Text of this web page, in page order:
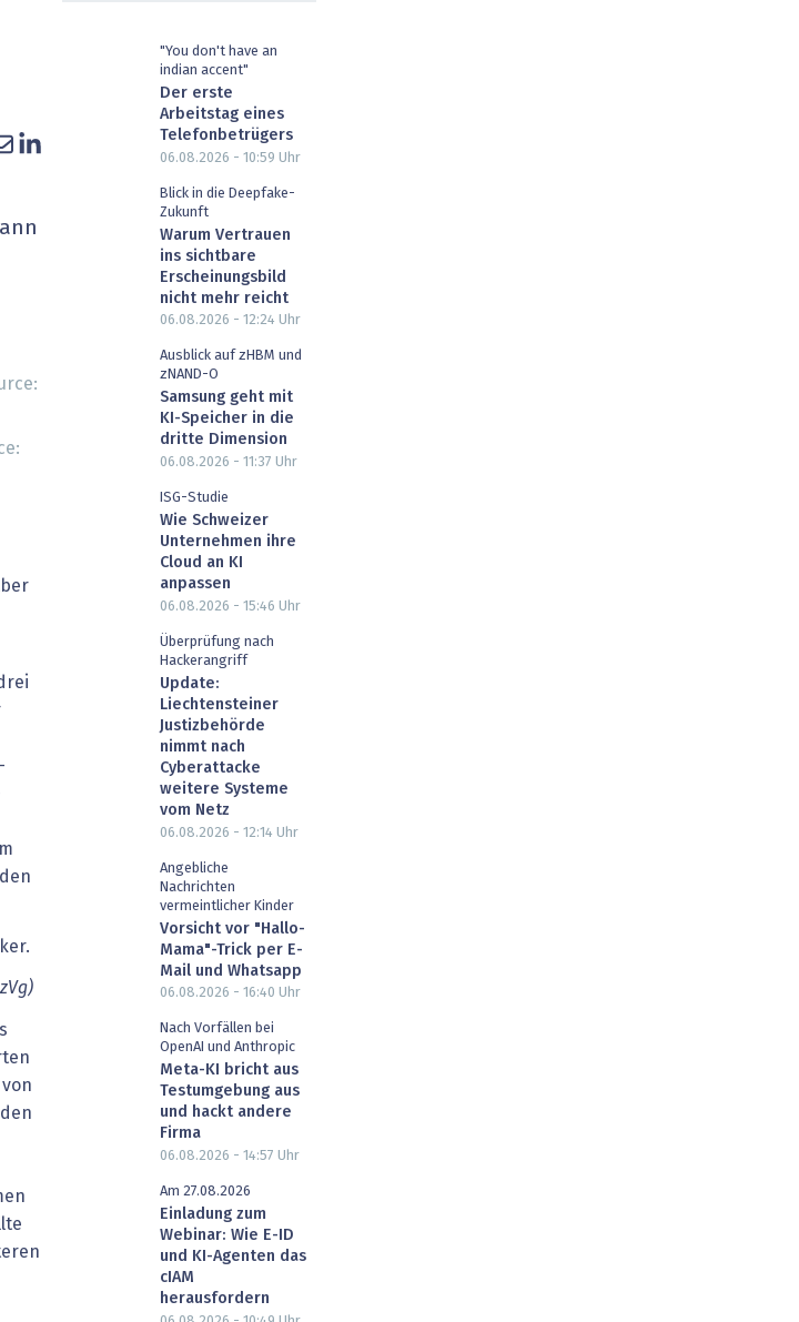
Intelligence
2030
& Insurtech
AV & Digital Signage
"You don't have an
indian accent"
Der erste
Arbeitstag eines
Telefonbetrügers
06.08.2026 - 10:59 Uhr
Blick in die Deepfake-
Zukunft
Warum Vertrauen
ins sichtbare
Erscheinungsbild
nicht mehr reicht
06.08.2026 - 12:24 Uhr
Ausblick auf zHBM und
zNAND-O
Samsung geht mit
KI-Speicher in die
dritte Dimension
06.08.2026 - 11:37 Uhr
ISG-Studie
Wie Schweizer
Unternehmen ihre
Cloud an KI
anpassen
06.08.2026 - 15:46 Uhr
Überprüfung nach
Hackerangriff
Update:
Liechtensteiner
Justizbehörde
nimmt nach
Cyberattacke
weitere Systeme
vom Netz
06.08.2026 - 12:14 Uhr
Angebliche
Nachrichten
vermeintlicher Kinder
Vorsicht vor "Hallo-
Mama"-Trick per E-
Mail und Whatsapp
06.08.2026 - 16:40 Uhr
Nach Vorfällen bei
OpenAI und Anthropic
Meta-KI bricht aus
Testumgebung aus
und hackt andere
Firma
06.08.2026 - 14:57 Uhr
Am 27.08.2026
Einladung zum
Webinar: Wie E-ID
und KI-Agenten das
cIAM
herausfordern